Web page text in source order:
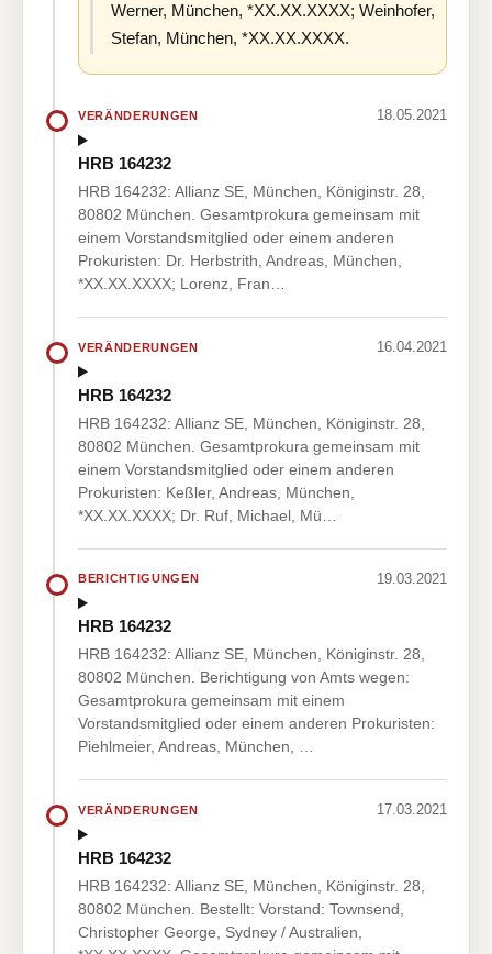
Werner, München, *XX.XX.XXXX; Weinhofer,
Stefan, München, *XX.XX.XXXX.
VERÄNDERUNGEN 18.05.2021
HRB 164232
HRB 164232: Allianz SE, München, Königinstr. 28,
80802 München. Gesamtprokura gemeinsam mit
einem Vorstandsmitglied oder einem anderen
Prokuristen: Dr. Herbstrith, Andreas, München,
*XX.XX.XXXX; Lorenz, Fran…
VERÄNDERUNGEN 16.04.2021
HRB 164232
HRB 164232: Allianz SE, München, Königinstr. 28,
80802 München. Gesamtprokura gemeinsam mit
einem Vorstandsmitglied oder einem anderen
Prokuristen: Keßler, Andreas, München,
*XX.XX.XXXX; Dr. Ruf, Michael, Mü…
BERICHTIGUNGEN 19.03.2021
HRB 164232
HRB 164232: Allianz SE, München, Königinstr. 28,
80802 München. Berichtigung von Amts wegen:
Gesamtprokura gemeinsam mit einem
Vorstandsmitglied oder einem anderen Prokuristen:
Piehlmeier, Andreas, München, …
VERÄNDERUNGEN 17.03.2021
HRB 164232
HRB 164232: Allianz SE, München, Königinstr. 28,
80802 München. Bestellt: Vorstand: Townsend,
Christopher George, Sydney / Australien,